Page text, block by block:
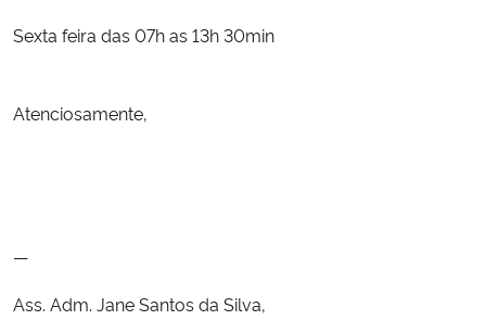
Advocacia-Geral da União
Sexta feira das 07h as 13h 30min
Atenciosamente,
—
Ass. Adm. Jane Santos da Silva,